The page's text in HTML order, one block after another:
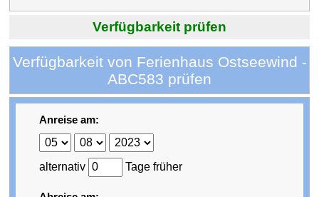
Verfügbarkeit prüfen
Verfügbarkeit von Ferienhaus Ostseewind -
ABC583 prüfen
Anreise am:
alternativ Tage früher